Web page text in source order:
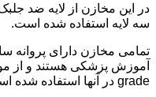
در این مخازن از لایه ضد
سه لایه استفاده شده است.
تمامی مخازن دارای پروانه
grade در آنها استفاده شده است.